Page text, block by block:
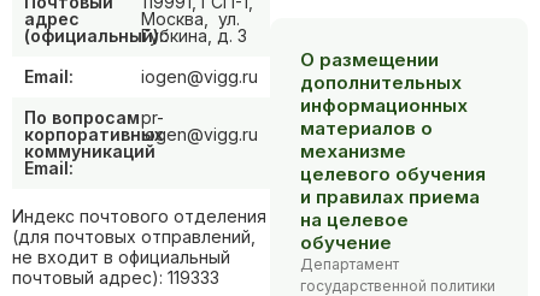
адрес
(официальный)::
Москва, ул.
Губкина, д. 3
Email:
iogen@vigg.ru
По вопросам
корпоративных
коммуникаций
Email:
pr-
iogen@vigg.ru
Индекс почтового отделения
(для почтовых отправлений,
не входит в официальный
почтовый адрес): 119333
О размещении
дополнительных
информационных
материалов о
механизме
целевого обучения
и правилах приема
на целевое
обучение
Департамент
государственной политики